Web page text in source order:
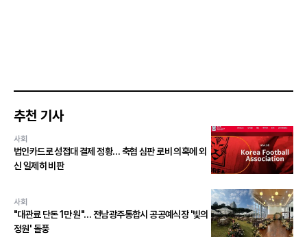
추천 기사
사회
법인카드로 성접대 결제 정황… 축협 심판 로비 의혹에 외
신 일제히 비판
사회
"대관료 단돈 1만 원"… 전남광주통합시 공공예식장 '빛의
정원' 돌풍